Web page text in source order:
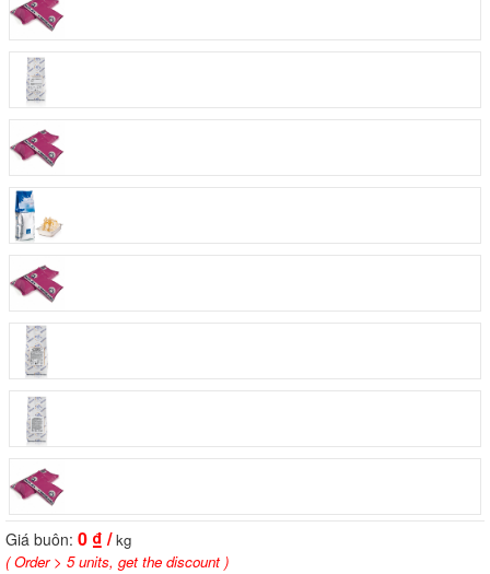
Giá buôn: 0 ₫ / kg
( Order > 5 units, get the discount )